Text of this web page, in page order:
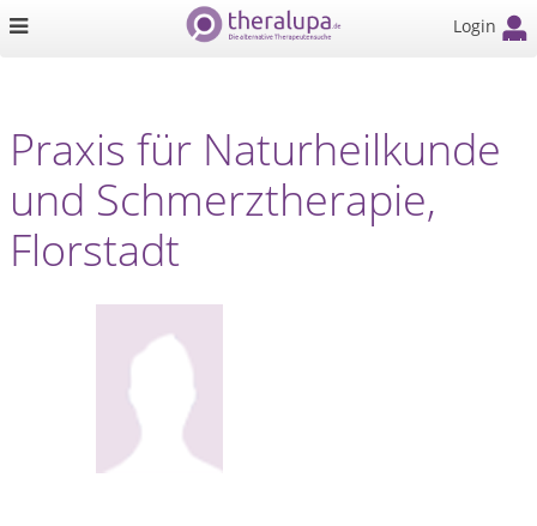
Login
Praxis für Naturheilkunde
und Schmerztherapie,
Florstadt